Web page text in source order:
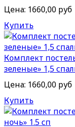
Цена: 1660,00 руб
Купить
Комплект
зеленые» 1,5
Цена: 1660,00 руб
Купить